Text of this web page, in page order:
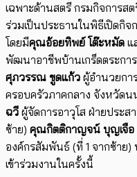
เฉพาะด้านสตรี กรมกิจการส
ร่วมเป็นประธานในพิธีเปิดกิจ
โดยมีคุณอ้อยทิพย์ โต๊ะหมัด แ
พัฒนาอาชีพบ้านเกร็ดตระกา
ศุภวรรณ ขูดแก้ว ผู้อำนวยกา
ครอบครัวภาคกลาง จังหวัดน
ฉวี ผู้จัดการอาวุโส ฝ่ายประ
ซ้าย) คุณกิตติกาญจน์ บุญเจือ
องค์กรสัมพันธ์ (ที่ 1 จากซ้าย
เข้าร่วมงานในครั้งนี้